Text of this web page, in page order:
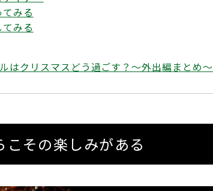
みる
みる
はクリスマスどう過ごす？～外出編まとめ～
その楽しみがある